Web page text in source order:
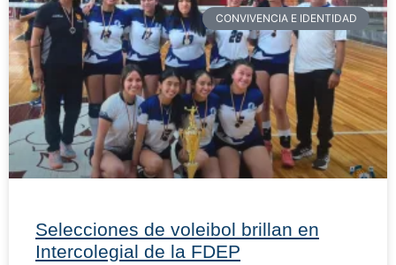
CONVIVENCIA E IDENTIDAD
Selecciones de voleibol brillan en
Intercolegial de la FDEP